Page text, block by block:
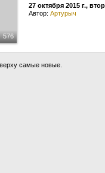
576
27 октября 2015 г.,
Автор: Артурыч
самые новые.